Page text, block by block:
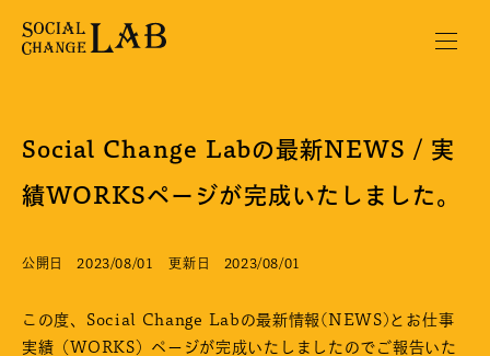
Social Change Labの最新NEWS / 実
績WORKSページが完成いたしました。
公開日 2023/08/01 更新日 2023/08/01
この度、Social Change Labの最新情報(NEWS)とお仕事
実績（WORKS）ページが完成いたしましたのでご報告いた